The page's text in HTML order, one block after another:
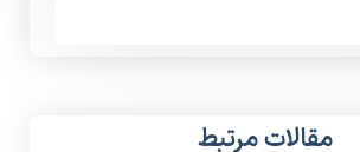
مقالات مرتبط